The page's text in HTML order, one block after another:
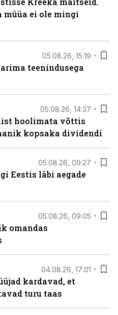
müüa ei ole mingi
05.08.26, 15:19
teenindusega
05.08.26, 14:37
hoolimata võttis
kopsaka dividendi
05.08.26, 09:27
Eestis läbi aegade
05.08.26, 09:05
omandas
04.08.26, 17:01
kardavad, et
turu taas